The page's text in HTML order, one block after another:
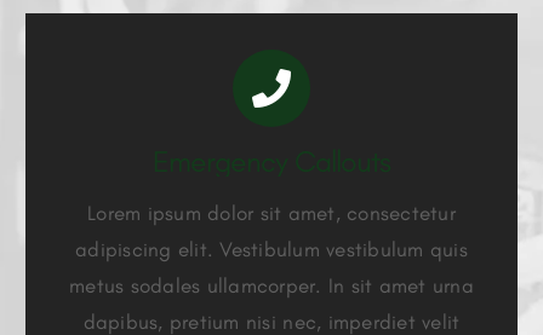
Lorem ipsum dolor sit amet, consectetur
adipiscing elit. Vestibulum vestibulum quis
metus sodales ullamcorper. In sit amet urna
dapibus, pretium nisi nec, imperdiet velit